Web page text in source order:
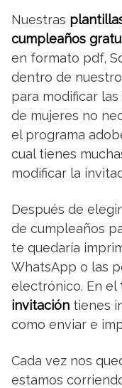
Nuestras
cumpleaños
en formato pdf,
dentro de
para modificar
de mujeres no
el programa
cual tienes
modificar la
Después de
de cumpleaños
te quedaría
WhatsApp o las
electrónico. En el
invitación tienes
como enviar e
Cada vez nos
estamos